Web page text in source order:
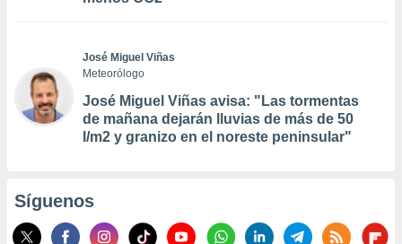
José Miguel Viñas
Meteorólogo
José Miguel Viñas avisa: "Las tormentas
de mañana dejarán lluvias de más de 50
l/m2 y granizo en el noreste peninsular"
Síguenos